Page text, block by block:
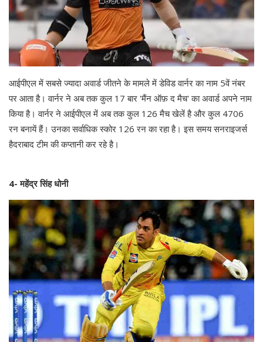
आईपीएल में सबसे ज्यादा अवार्ड जीतने के मामले में डेविड वार्नर का नाम 5वें नंबर
पर आता है। वार्नर ने अब तक कुल 17 बार 'मैंन ऑफ़ द मैच' का अवार्ड अपने नाम
किया है। वार्नर ने आईपीएल में अब तक कुल 126 मैच खेलें है और कुल 4706
रन बनायें हैं। उनका सर्वाधिक स्कोर 126 रन का रहा है। इस समय सनराइजर्स
हैदराबाद टीम की कप्तानी कर रहे है।
4- महेंद्र सिंह धोनी